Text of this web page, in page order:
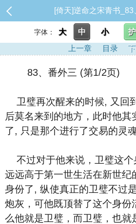
[倚天]逆命之宋青书_83
字体： 大 中 小
上一章
目录
83、番外三 (第1/2页)
卫璧再次醒来的时候, 又回
后莫名来到的地方，此时他其
了, 只是那个进行了交易的灵魂
不过对于他来说，卫璧这个
远远高于第一世生活在新世纪
身份了, 纵使真正的卫璧不过
炮灰，可他既顶替了这个身份
么他就是卫璧，而卫璧，也就